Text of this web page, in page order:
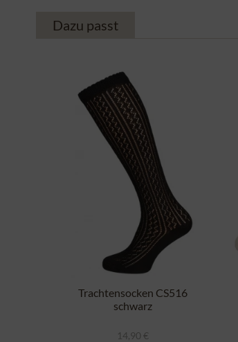
Dazu passt
Trachtensocken CS516
schwarz
14,90 €